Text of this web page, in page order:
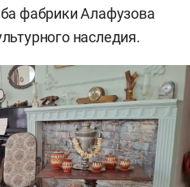
фабрики Алафузова
наследия.